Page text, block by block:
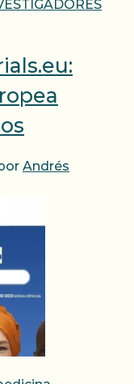
Andrés